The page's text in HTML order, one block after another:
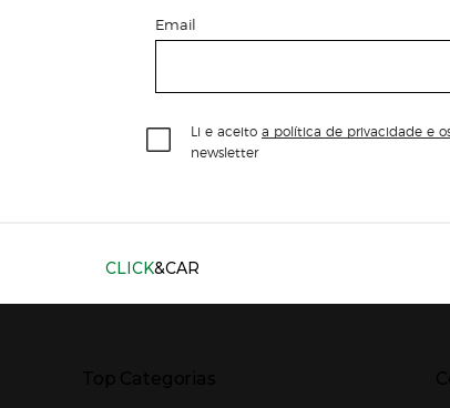
Email
Li e aceito a política de privacidade e
newsletter
CLICK&CAR